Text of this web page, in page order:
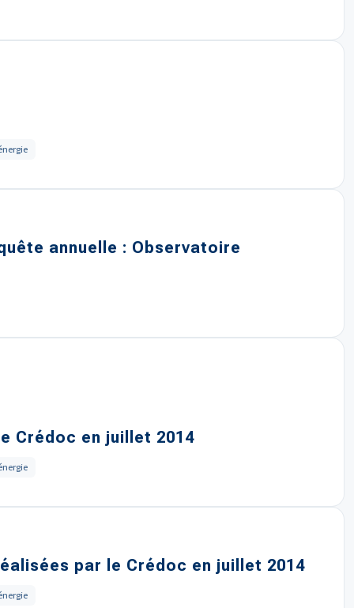
annuelle : Observatoire
Crédoc en juillet 2014
par le Crédoc en juillet 2014